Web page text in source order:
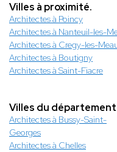
Villes à proximité.
Architectes à Poincy
Architectes à Nanteuil-les-
Architectes à Cregy-les-
Architectes à Boutigny
Architectes à Saint-Fiacre
Villes du département
Architectes à Bussy-Saint-
Georges
Architectes à Chelles